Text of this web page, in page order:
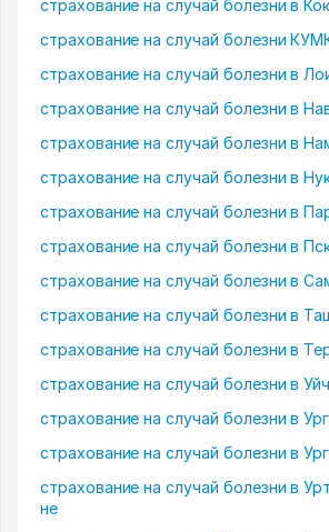
страхование на случай болезни в
страхование на случай болезни
страхование на случай болезни в
страхование на случай болезни в
страхование на случай болезни в
страхование на случай болезни в
страхование на случай болезни в
страхование на случай болезни в
страхование на случай болезни в
страхование на случай болезни в
страхование на случай болезни в
страхование на случай болезни в
страхование на случай болезни в
страхование на случай болезни в
страхование на случай болезни в
не